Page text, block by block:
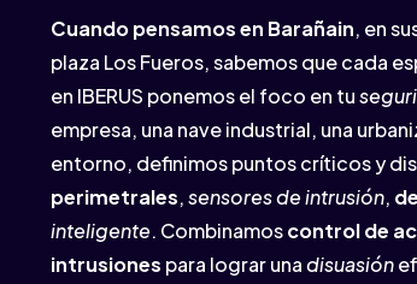
Cuando pensamos en Barañain, en
plaza Los Fueros, sabemos que cada
en IBERUS ponemos el foco en tu
empresa, una nave industrial, una
entorno, definimos puntos críticos y
perimetrales,sensores de intrusión,
inteligente. Combinamoscontrol de
intrusiones para lograr unadisuasión